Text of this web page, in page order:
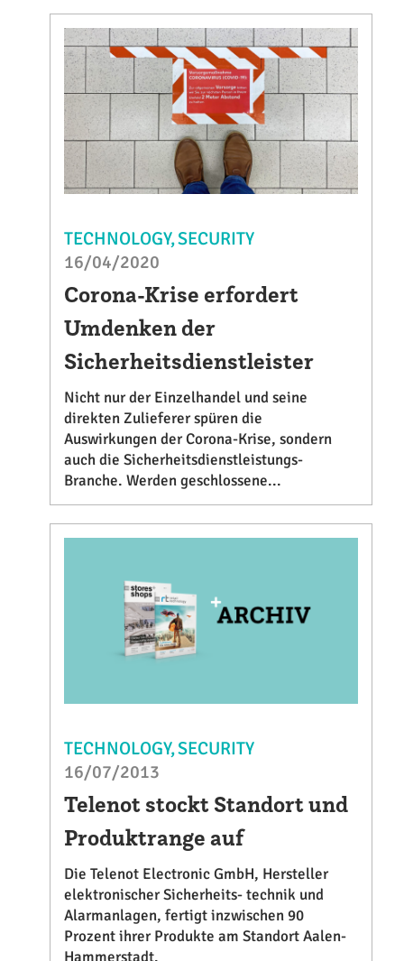
TECHNOLOGY SECURITY
16/04/2020
Corona-Krise erfordert
Umdenken der
Sicherheitsdienstleister
Nicht nur der Einzelhandel und seine
direkten Zulieferer spüren die
Auswirkungen der Corona-Krise, sondern
auch die Sicherheitsdienstleistungs-
Branche. Werden geschlossene...
TECHNOLOGY SECURITY
16/07/2013
Telenot stockt Standort und
Produktrange auf
Die Telenot Electronic GmbH, Hersteller
elektronischer Sicherheits- technik und
Alarmanlagen, fertigt inzwischen 90
Prozent ihrer Produkte am Standort Aalen-
Hammerstadt.